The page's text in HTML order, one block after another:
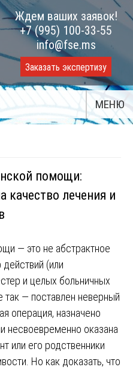
Ждем ваших заявок!
+7 (995) 100-33-55
info@fse.ms
Заказать экспертизу
МЕНЮ
помощи:
качество лечения и
— это не абстрактное
(или
и целых больничных
так — поставлен неверный
операция, назначено
несвоевременно оказана
или его родственники
Но как доказать, что